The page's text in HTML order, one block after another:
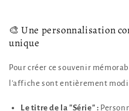
🎨 Une personnalisation
unique
Pour créer ce souvenir
l'affiche sont entièrement
Le titre de la "Série" :